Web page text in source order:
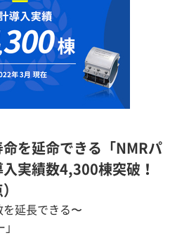
を延命できる「NMRパ
実績数4,300棟突破！
延長できる〜